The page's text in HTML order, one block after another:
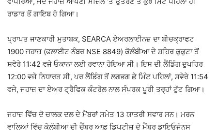
ਰਾਡਾਰ ਤੋਂ ਗਾਇਬ ਹੋ ਗਿਆ।
ਪ੍ਰਾਪਤ ਜਾਣਕਾਰੀ ਮੁਤਾਬਕ, SEARCA ਏਅਰਲਾਈਨਜ਼ ਦਾ ਬੀਚਕ੍ਰਾਫਟ
1900 ਜਹਾਜ਼ (ਫਲਾਈਟ ਨੰਬਰ NSE 8849) ਕੋਲੰਬੀਆ ਦੇ ਸ਼ਹਿਰ ਕੁਕੁਟਾ ਤੋਂ
ਸਵੇਰੇ 11:42 ਵਜੇ ਓਕਾਨਾ ਲਈ ਰਵਾਨਾ ਹੋਇਆ ਸੀ। ਇਸ ਦੀ ਲੈਂਡਿੰਗ ਦੁਪਹਿਰ
12:00 ਵਜੇ ਨਿਧਾਰਤ ਸੀ, ਪਰ ਲੈਂਡਿੰਗ ਤੋਂ ਲਗਭਗ ਛੇ ਮਿੰਟ ਪਹਿਲਾਂ, ਸਵੇਰੇ 11:54
ਵਜੇ, ਜਹਾਜ਼ ਦਾ ਏਅਰ ਟ੍ਰੈਫਿਕ ਕੰਟਰੋਲ ਨਾਲ ਸੰਪਰਕ ਪੂਰੀ ਤਰ੍ਹਾਂ ਟੁੱਟ ਗਿਆ।
ਜਹਾਜ਼ ਵਿੱਚ ਦੋ ਚਾਲਕ ਦਲ ਦੇ ਮੈਂਬਰਾਂ ਸਮੇਤ 13 ਯਾਤਰੀ ਸਵਾਰ ਸਨ। ਮਰਨ
ਵਾਲਿਆਂ ਵਿੱਚ ਕੋਲੰਬੀਆ ਦੀ ਚੈਂਬਰ ਆਫ਼ ਡਿਪਟੀਜ਼ ਦੇ ਮੈਂਬਰ ਡਾਇਓਜੇਨਸ